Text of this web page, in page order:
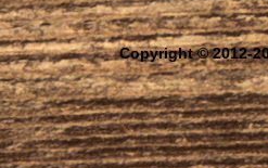
Copyright © 2012-